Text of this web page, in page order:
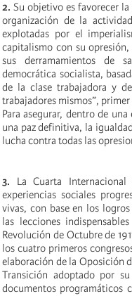
2.Su objetivo es favorecer
organización de la
explotadas por el
capitalismo con su
sus derramamientos de
democrática socialista,
de la clase trabajadora y
trabajadores mismos”,
Para asegurar, dentro de
una paz definitiva, la
lucha contra todas las
3. La Cuarta
experiencias sociales
vivas, con base en los
las lecciones
Revolución de Octubre de
los cuatro primeros
elaboración de la Oposición
Transición adoptado por
documentos programáticos